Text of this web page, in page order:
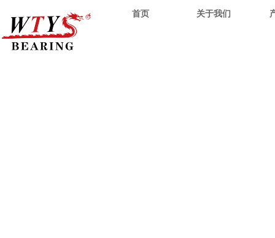
首页 关于我们